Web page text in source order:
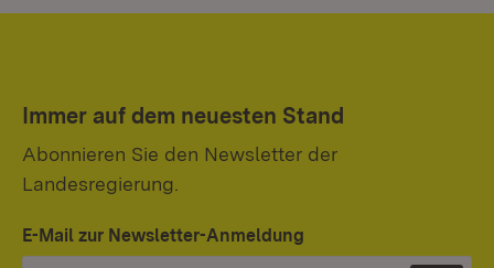
Immer auf dem neuesten Stand
Abonnieren Sie den Newsletter der
Landesregierung.
E-Mail zur Newsletter-Anmeldung